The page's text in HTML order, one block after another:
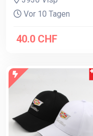
Vor 10 Tagen
40.0 CHF